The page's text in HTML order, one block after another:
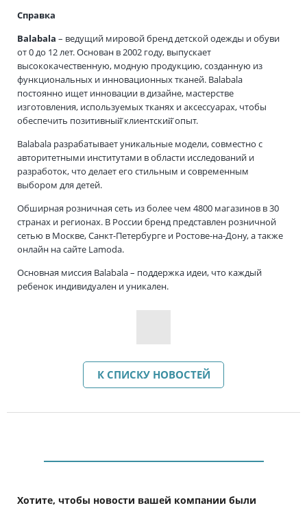
Справка
Balabala – ведущий мировой бренд детской одежды и обуви
от 0 до 12 лет. Основан в 2002 году, выпускает
высококачественную, модную продукцию, созданную из
функциональных и инновационных тканей. Balabala
постоянно ищет инновации в дизайне, мастерстве
изготовления, используемых тканях и аксессуарах, чтобы
обеспечить позитивный̆ клиентский̆ опыт.
Balabala разрабатывает уникальные модели, совместно с
авторитетными институтами в области исследований и
разработок, что делает его стильным и современным
выбором для детей.
Обширная розничная сеть из более чем 4800 магазинов в 30
странах и регионах. В России бренд представлен розничной
сетью в Москве, Санкт-Петербурге и Ростове-на-Дону, а также
онлайн на сайте Lamoda.
Основная миссия Balabala – поддержка идеи, что каждый
ребенок индивидуален и уникален.
К СПИСКУ НОВОСТЕЙ
Хотите, чтобы новости вашей компании были